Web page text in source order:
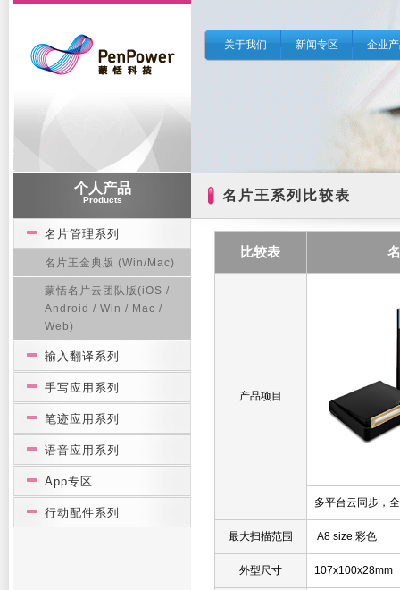
关于我们 新闻专区 企业
个人产品
Products
名片管理系列
名片王金典版 (Win/Mac)
蒙恬名片云团队版(iOS /
Android / Win / Mac /
Web)
输入翻译系列
手写应用系列
笔迹应用系列
语音应用系列
App专区
行动配件系列
名片王系列比较表
比较表
产品项目
多平台云同步，
最大扫描范围 A8 size 彩色
外型尺寸 107x100x28mm